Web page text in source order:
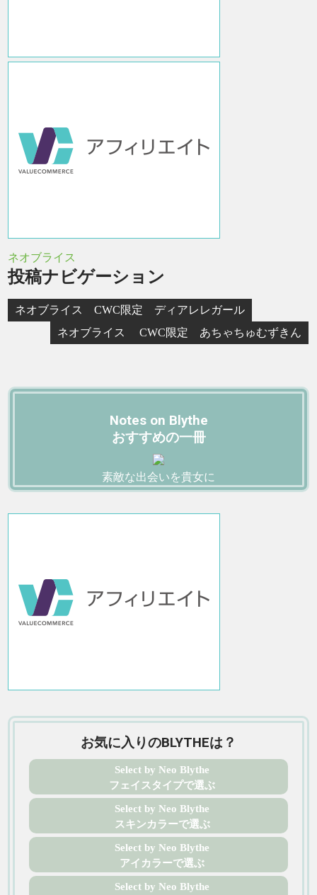
ネオブライス
投稿ナビゲーション
ネオブライス CWC限定 ディアレレガール
ネオブライス CWC限定 あちゃちゅむずきん
Notes on Blythe
おすすめの一冊
素敵な出会いを貴女に
お気に入りのBLYTHEは？
Select by Neo Blythe
フェイスタイプで選ぶ
Select by Neo Blythe
スキンカラーで選ぶ
Select by Neo Blythe
アイカラーで選ぶ
Select by Neo Blythe